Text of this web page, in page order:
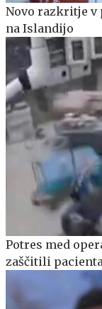
Novo razkritje v
na Islandijo
Potres med
zaščitili